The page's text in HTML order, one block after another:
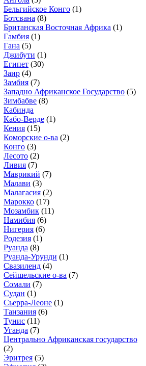
Бельгийское Конго (1)
Ботсвана (8)
Британская Восточная Африка (1)
Гамбия (1)
Гана (5)
Джибути (1)
Египет (30)
Заир (4)
Замбия (7)
Западно Африканское Государство (5)
Зимбабве (8)
Кабинда
Кабо-Верде (1)
Кения (15)
Коморские о-ва (2)
Конго (3)
Лесото (2)
Ливия (7)
Маврикий (7)
Малави (3)
Малагасия (2)
Марокко (17)
Мозамбик (11)
Намибия (6)
Нигерия (6)
Родезия (1)
Руанда (8)
Руанда-Урунди (1)
Свазиленд (4)
Сейшельские о-ва (7)
Сомали (7)
Судан (1)
Сьерра-Леоне (1)
Танзания (6)
Тунис (11)
Уганда (7)
Центрально Африканская государство
(2)
Эритрея (5)